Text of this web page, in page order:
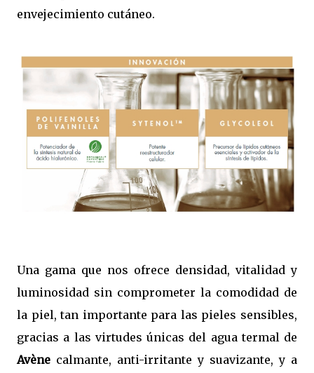
envejecimiento cutáneo.
Una gama que nos ofrece densidad, vitalidad y
luminosidad sin comprometer la comodidad de
la piel, tan importante para las pieles sensibles,
gracias a las virtudes únicas del agua termal de
Avène calmante, anti-irritante y suavizante, y a